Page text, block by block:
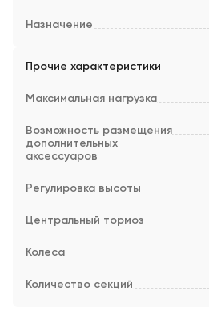
Назначение
Прочие характеристики
Максимальная нагрузка
Возможность размещения
дополнительных
аксессуаров
Регулировка высоты
Центральный тормоз
Колеса
Количество секций